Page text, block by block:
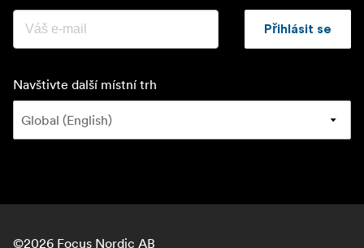
Přihlásit se
Navštivte další místní trh
©2026 Focus Nordic AB